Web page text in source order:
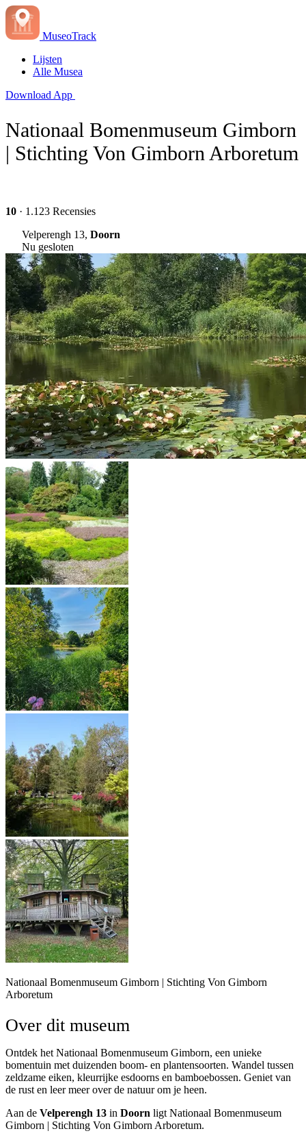
MuseoTrack
Lijsten
Alle Musea
Download App
Nationaal Bomenmuseum Gimborn
| Stichting Von Gimborn Arboretum
10 · 1.123 Recensies
Velperengh 13, Doorn
Nu gesloten
Nationaal Bomenmuseum Gimborn | Stichting Von Gimborn
Arboretum
Over dit museum
Ontdek het Nationaal Bomenmuseum Gimborn, een unieke
bomentuin met duizenden boom- en plantensoorten. Wandel tussen
zeldzame eiken, kleurrijke esdoorns en bamboebossen. Geniet van
de rust en leer meer over de natuur om je heen.
Aan de Velperengh 13 in Doorn ligt Nationaal Bomenmuseum
Gimborn | Stichting Von Gimborn Arboretum.